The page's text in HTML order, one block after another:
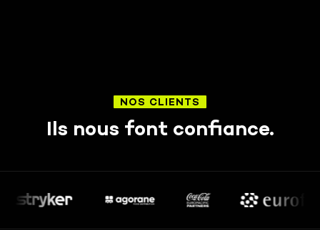
NOS CLIENTS
Ils nous font confiance.